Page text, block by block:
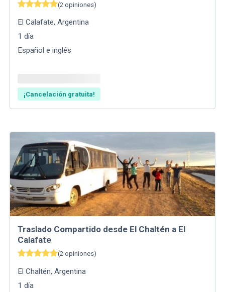
(2 opiniones)
El Calafate,Argentina
1 día
Español e inglés
¡Cancelación gratuita!
Traslado Compartido desde El Chaltén a El
Calafate
(2 opiniones)
El Chaltén,Argentina
1 día